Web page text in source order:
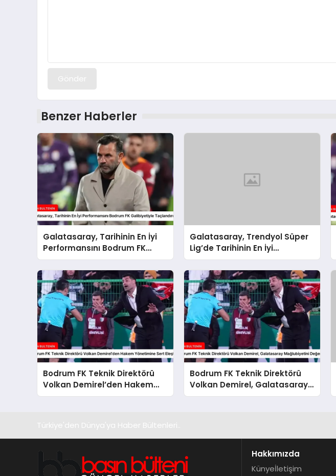
Gönder
Benzer Haberler
Galatasaray, Tarihinin En İyi
Performansını Bodrum FK
Galibiyetiyle Taçlandırdı
Galatasaray, Trendyol Süper
Lig’de Tarihinin En İyi
Performansını Gösterdi
Bodrum FK Teknik Direktörü
Volkan Demirel’den Hakem
Yönetimine Sert Eleştiri
Bodrum FK Teknik Direktörü
Volkan Demirel, Galatasaray
Mağlubiyetini Değerlendirdi
Türkiye'den Dünya'ya Haber Bültenleri..
Hakkımızda
Künyeİletişim